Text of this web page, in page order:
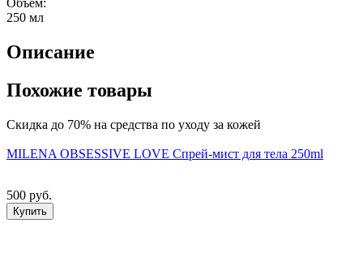
Объем:
250 мл
Описание
Похожие товары
Скидка до 70% на средства по уходу за кожей
MILENA OBSESSIVE LOVE Спрей-мист для тела 250ml
500 руб.
Купить